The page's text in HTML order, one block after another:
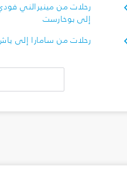
رحلات من مينيرالني
إلى بوخارست
رحلات من سامارا إلى